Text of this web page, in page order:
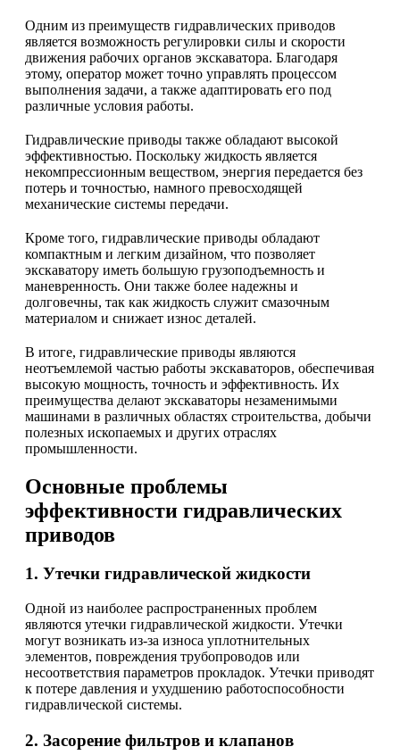
Одним из преимуществ гидравлических приводов
является возможность регулировки силы и скорости
движения рабочих органов экскаватора. Благодаря
этому, оператор может точно управлять процессом
выполнения задачи, а также адаптировать его под
различные условия работы.
Гидравлические приводы также обладают высокой
эффективностью. Поскольку жидкость является
некомпрессионным веществом, энергия передается без
потерь и точностью, намного превосходящей
механические системы передачи.
Кроме того, гидравлические приводы обладают
компактным и легким дизайном, что позволяет
экскаватору иметь большую грузоподъемность и
маневренность. Они также более надежны и
долговечны, так как жидкость служит смазочным
материалом и снижает износ деталей.
В итоге, гидравлические приводы являются
неотъемлемой частью работы экскаваторов, обеспечивая
высокую мощность, точность и эффективность. Их
преимущества делают экскаваторы незаменимыми
машинами в различных областях строительства, добычи
полезных ископаемых и других отраслях
промышленности.
Основные проблемы
эффективности гидравлических
приводов
1. Утечки гидравлической жидкости
Одной из наиболее распространенных проблем
являются утечки гидравлической жидкости. Утечки
могут возникать из-за износа уплотнительных
элементов, повреждения трубопроводов или
несоответствия параметров прокладок. Утечки приводят
к потере давления и ухудшению работоспособности
гидравлической системы.
2. Засорение фильтров и клапанов